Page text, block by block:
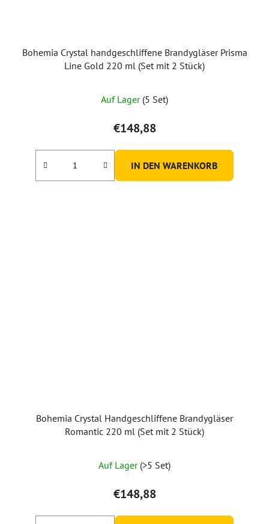
Bohemia Crystal handgeschliffene Brandygläser Prisma
Line Gold 220 ml (Set mit 2 Stück)
Auf Lager (5 Set)
€148,88
IN DEN WARENKORB
Bohemia Crystal Handgeschliffene Brandygläser
Romantic 220 ml (Set mit 2 Stück)
Auf Lager (>5 Set)
€148,88